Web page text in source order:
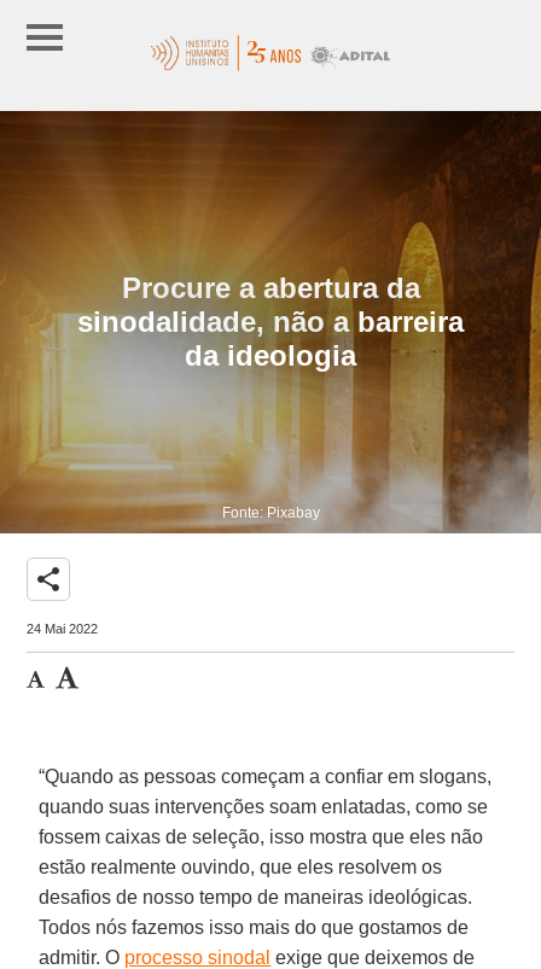
Procure a abertura da
sinodalidade, não a barreira
da ideologia
Fonte: Pixabay
share
24 Mai 2022
“Quando as pessoas começam a confiar em slogans,
quando suas intervenções soam enlatadas, como se
fossem caixas de seleção, isso mostra que eles não
estão realmente ouvindo, que eles resolvem os
desafios de nosso tempo de maneiras ideológicas.
Todos nós fazemos isso mais do que gostamos de
admitir. O processo sinodal exige que deixemos de